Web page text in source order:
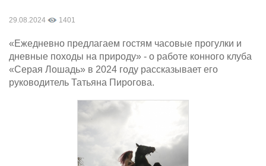
29.08.2024 1401
«Ежедневно предлагаем гостям часовые прогулки и
дневные походы на природу» - о работе конного клуба
«Серая Лошадь» в 2024 году рассказывает его
руководитель Татьяна Пирогова.